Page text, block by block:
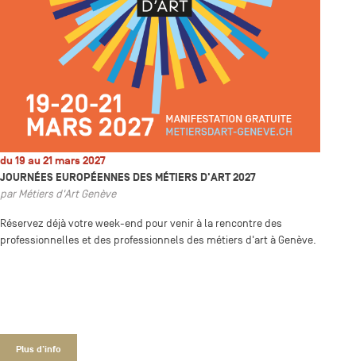
du 19 au 21 mars 2027
JOURNÉES EUROPÉENNES DES MÉTIERS D'ART 2027
par Métiers d'Art Genève
Réservez déjà votre week-end pour venir à la rencontre des
professionnelles et des professionnels des métiers d'art à Genève.
Plus d'info